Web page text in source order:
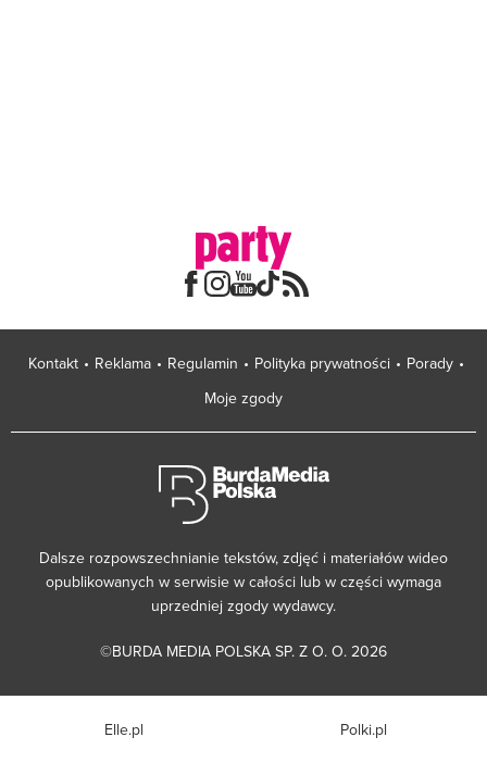
Kontakt Reklama Regulamin Polityka prywatności
Porady
Moje zgody
Dalsze rozpowszechnianie tekstów, zdjęć i materiałów wideo
opublikowanych w serwisie w całości lub w części wymaga
uprzedniej zgody wydawcy.
©BURDA MEDIA POLSKA SP. Z O. O. 2026
Elle.pl
Polki.pl